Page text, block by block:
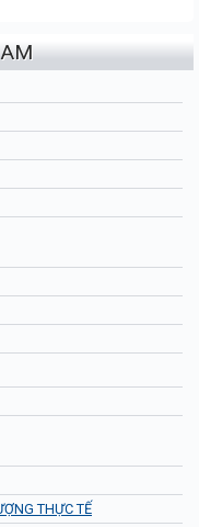
THỰC TẾ